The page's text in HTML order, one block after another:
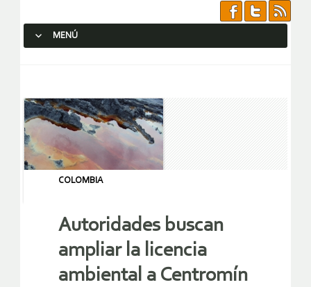
MENÚ
COLOMBIA
Autoridades buscan
ampliar la licencia
ambiental a Centromín